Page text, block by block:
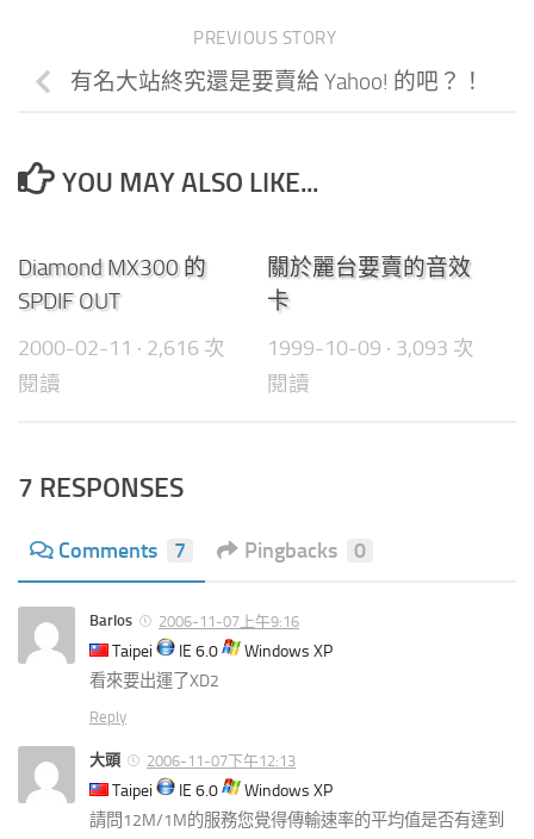
PREVIOUS STORY
有名大站終究還是要賣給 Yahoo! 的吧？！
YOU MAY ALSO LIKE...
Diamond MX300 的
SPDIF OUT
2000-02-11 · 2,616 次
閱讀
關於麗台要賣的音效
卡
1999-10-09 · 3,093 次
閱讀
7 RESPONSES
Comments 7 Pingbacks 0
Barlos 2006-11-07上午9:16
Taipei IE 6.0
Windows XP
看來要出運了XD2
Reply
大頭 2006-11-07下午12:13
Taipei IE 6.0
Windows XP
請問12M/1M的服務您覺得傳輸速率的平均值是否有達到